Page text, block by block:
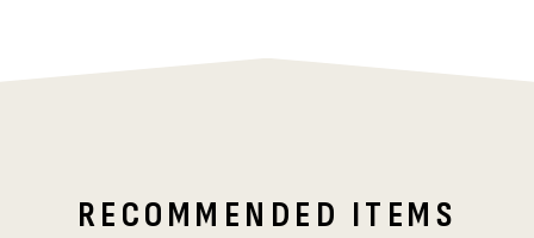
RECOMMENDED ITEMS